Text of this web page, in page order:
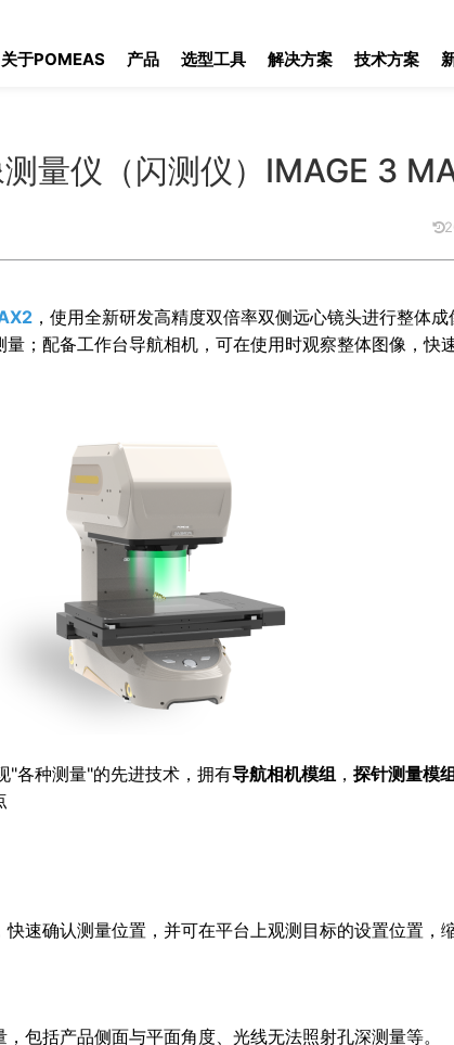
关于POMEAS 产品 选型工具 解决方案 技术方案
测量仪（闪测仪）IMAGE 3
，使用全新研发高精度双倍率双侧远心镜头进行整体成
；配备工作台导航相机，可在使用时观察整体图像，快
"各种测量"的先进技术，拥有导航相机模组， 探针测量模
速确认测量位置，并可在平台上观测目标的设置位置，
包括产品侧面与平面角度、光线无法照射孔深测量等。